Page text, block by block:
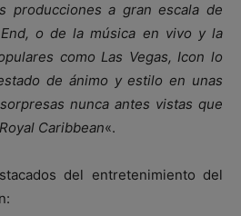
producciones a gran escala de
o de la música en vivo y la
como Las Vegas, Icon lo
de ánimo y estilo en unas
nunca antes vistas que
Caribbean«.
del entretenimiento del